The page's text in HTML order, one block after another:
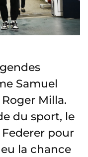
Samuel
Milla.
du sport, le
Federer pour
la chance